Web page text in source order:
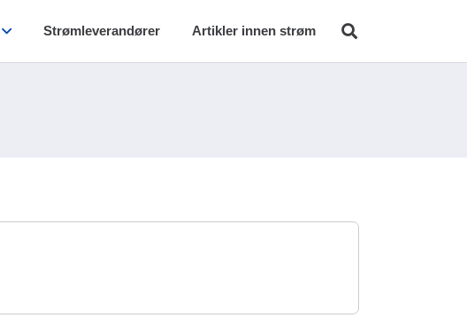
Strømleverandører Artikler innen strøm